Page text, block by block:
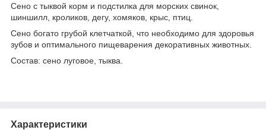
Сено с тыквой корм и подстилка для морских свинок,
шиншилл, кроликов, дегу, хомяков, крыс, птиц.
Сено богато грубой клетчаткой, что необходимо для здоровья
зубов и оптимального пищеварения декоративных животных.
Состав: сено луговое, тыква.
Характеристики